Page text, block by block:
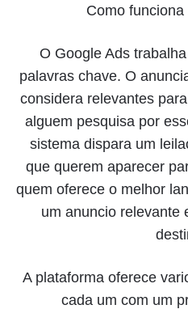
Como
O Google Ads
palavras chave. O
considera relevantes
alguem pesquisa por
sistema dispara um
que querem aparecer
quem oferece o melhor
um anuncio relevante
A plataforma oferece
cada um com um